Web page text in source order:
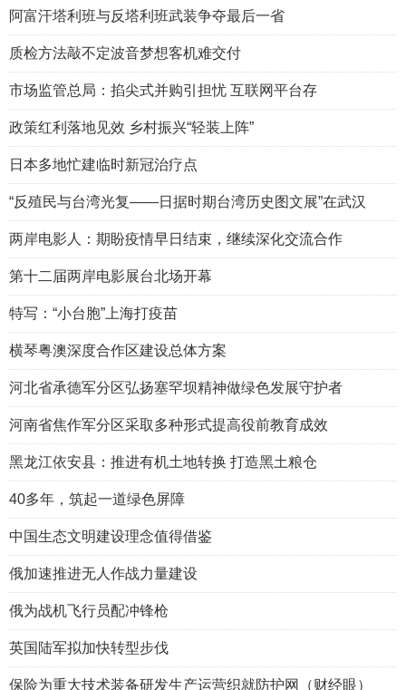
阿富汗塔利班与反塔利班武装争夺最后一省
质检方法敲不定波音梦想客机难交付
市场监管总局：掐尖式并购引担忧 互联网平台存
政策红利落地见效 乡村振兴“轻装上阵”
日本多地忙建临时新冠治疗点
“反殖民与台湾光复——日据时期台湾历史图文展”在武汉
两岸电影人：期盼疫情早日结束，继续深化交流合作
第十二届两岸电影展台北场开幕
特写：“小台胞”上海打疫苗
横琴粤澳深度合作区建设总体方案
河北省承德军分区弘扬塞罕坝精神做绿色发展守护者
河南省焦作军分区采取多种形式提高役前教育成效
黑龙江依安县：推进有机土地转换 打造黑土粮仓
40多年，筑起一道绿色屏障
中国生态文明建设理念值得借鉴
俄加速推进无人作战力量建设
俄为战机飞行员配冲锋枪
英国陆军拟加快转型步伐
保险为重大技术装备研发生产运营织就防护网（财经眼）